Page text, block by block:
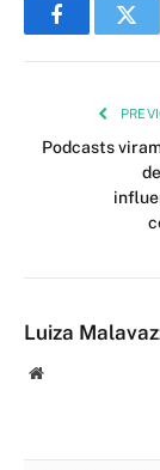
Facebook
Podcasts
Luiza
Website